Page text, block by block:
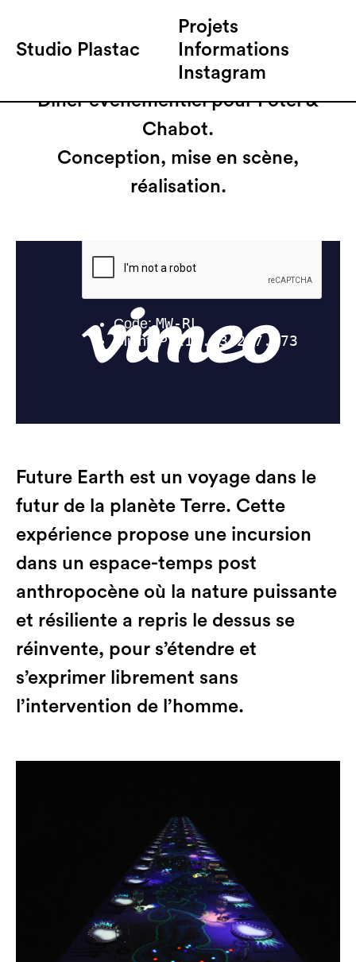
Studio Plastac
Projets
Informations
Instagram
Future Earth
Dîner évènementiel pour Potel &
Chabot.
Conception, mise en scène,
réalisation.
Future Earth est un voyage dans le
futur de la planète Terre. Cette
expérience propose une incursion
dans un espace-temps post
anthropocène où la nature puissante
et résiliente a repris le dessus se
réinvente, pour s’étendre et
s’exprimer librement sans
l’intervention de l’homme.